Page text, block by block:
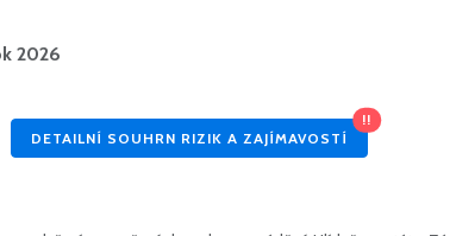
2026
DETAILNÍ SOUHRN RIZIK A ZAJÍMAVOSTÍ
!!